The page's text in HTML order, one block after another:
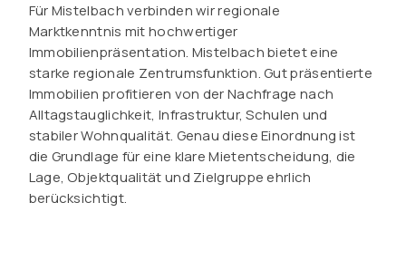
Für Mistelbach verbinden wir regionale
Marktkenntnis mit hochwertiger
Immobilienpräsentation. Mistelbach bietet eine
starke regionale Zentrumsfunktion. Gut präsentierte
Immobilien profitieren von der Nachfrage nach
Alltagstauglichkeit, Infrastruktur, Schulen und
stabiler Wohnqualität. Genau diese Einordnung ist
die Grundlage für eine klare Mietentscheidung, die
Lage, Objektqualität und Zielgruppe ehrlich
berücksichtigt.